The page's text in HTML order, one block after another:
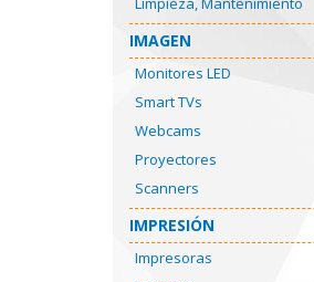
IMAGEN
Monitores LED
Smart TVs
Webcams
Proyectores
Scanners
IMPRESIÓN
Impresoras